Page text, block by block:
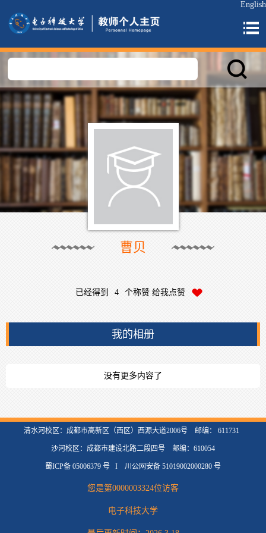
English
曹贝
已经得到 4 个称赞 给我点赞
我的相册
没有更多内容了
清水河校区：成都市高新区（西区）西源大道2006号 邮编： 611731
沙河校区：成都市建设北路二段四号 邮编：610054
蜀ICP备 05006379 号 I 川公网安备 51019002000280 号
您是第0000003324位访客
电子科技大学